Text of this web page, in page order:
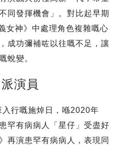
同發揮機會」。對比起早期
女神》中處理角色複雜嘅心
成功彌補咗以往嘅不足，讓
蛻變。
演員
行嘅施焯日，喺2020年
罕有病病人「星仔」受盡好
再演患罕有病病人，表現同